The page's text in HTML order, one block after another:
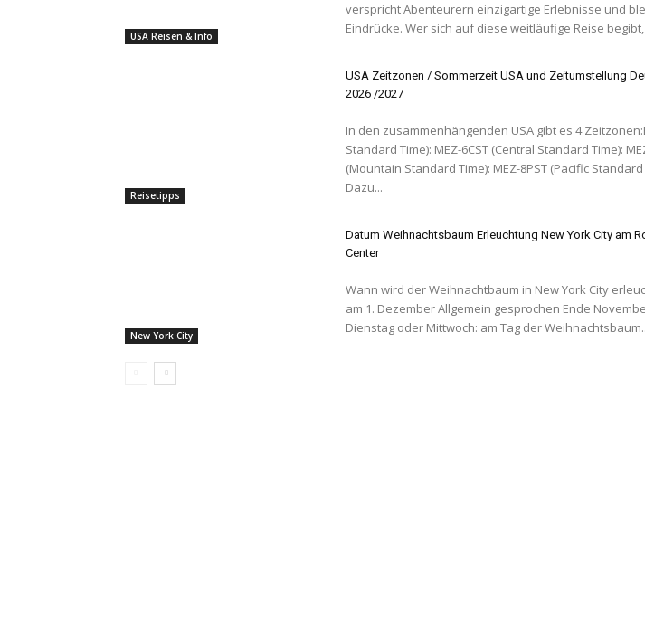
USA Reisen & Info
verspricht Abenteurern einzigartige Erlebnisse und
Eindrücke. Wer sich auf diese weitläufige Reise
Reisetipps
USA Zeitzonen / Sommerzeit USA und Zeitumstellung
2026 /2027
In den zusammenhängenden USA gibt es 4
Standard Time): MEZ-6CST (Central Standard Time):
(Mountain Standard Time): MEZ-8PST (Pacific Standard
Dazu...
New York City
Datum Weihnachtsbaum Erleuchtung New York City am
Center
Wann wird der Weihnachtbaum in New York City
am 1. Dezember Allgemein gesprochen Ende November an einem
Dienstag oder Mittwoch: am Tag der